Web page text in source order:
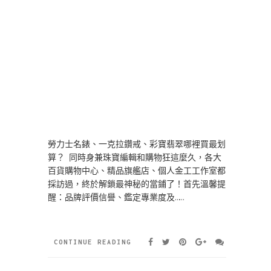
勞力士名錶、一克拉鑽戒、彩寶翡翠哪裡買最划
算？ 同時身兼珠寶編輯和購物狂這麼久，各大
百貨購物中心、精品旗艦店、個人金工工作室都
採訪過，終於解鎖最神秘的當鋪了！首先溫馨提
醒：品牌評價信譽、鑑定專業度及……
CONTINUE READING